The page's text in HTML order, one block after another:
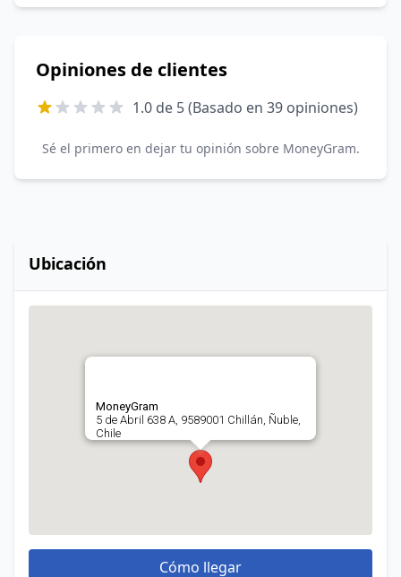
Opiniones de clientes
1.0 de 5 (Basado en 39 opiniones)
Sé el primero en dejar tu opinión sobre MoneyGram.
Ubicación
MoneyGram
5 de Abril 638 A, 9589001 Chillán, Ñuble,
Chile
Cómo llegar